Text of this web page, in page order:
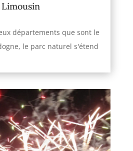
Limousin
départements que sont le
le parc naturel s'étend